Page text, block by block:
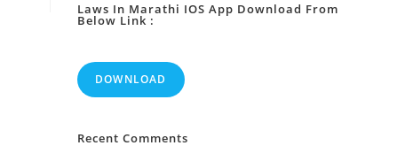
Laws In Marathi IOS App Download From
Below Link :
DOWNLOAD
Recent Comments